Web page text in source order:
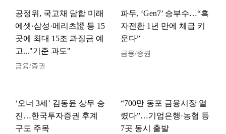
공정위, 국고채 담합 미래
에셋·삼성·메리츠證 등 15
곳에 최대 15조 과징금 예
고..."기준 과도"
금융/증권
파두, ‘Gen7’ 승부수…“흑
자전환 1년 만에 체급 키
운다”
금융/증권
‘오너 3세’ 김동윤 상무 승
진…한국투자증권 후계
구도 주목
“700만 동포 금융시장 열
렸다”…기업은행·농협 등
7곳 동시 출발